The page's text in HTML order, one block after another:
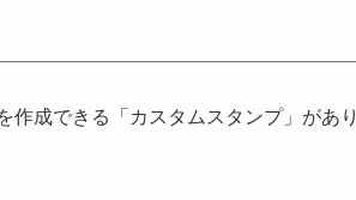
作成できる「カスタムスタンプ」があり